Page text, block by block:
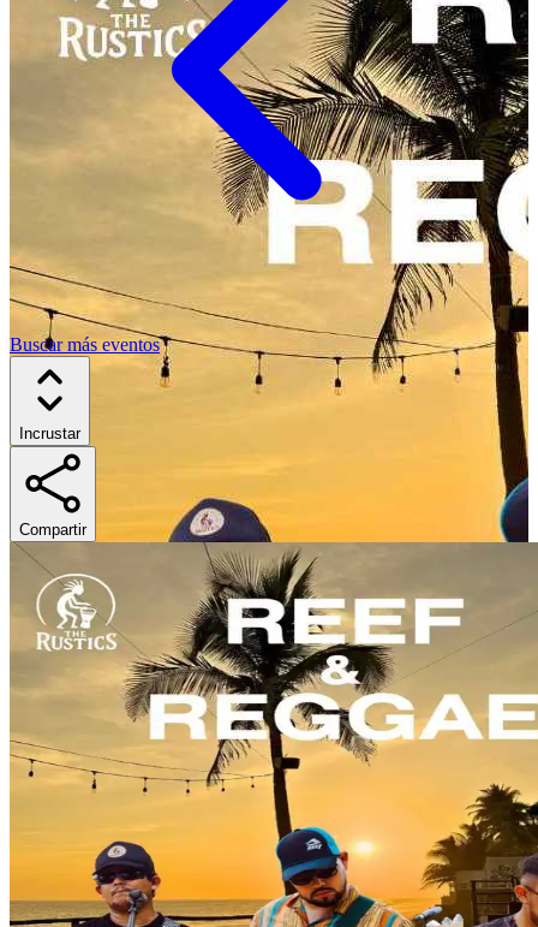
Buscar más eventos
Incrustar
Compartir